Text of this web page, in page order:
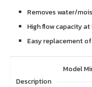
Removes water/
High flow capacity
Easy replacement
Description
Model